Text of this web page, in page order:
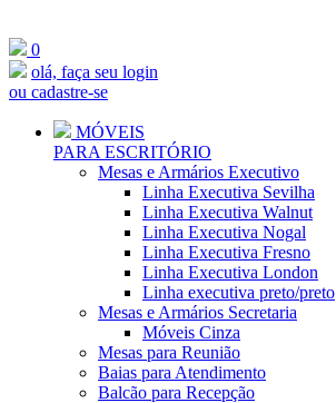
0
olá, faça seu login
ou cadastre-se
MÓVEIS
PARA ESCRITÓRIO
Mesas e Armários Executivo
Linha Executiva Sevilha
Linha Executiva Walnut
Linha Executiva Nogal
Linha Executiva Fresno
Linha Executiva London
Linha executiva preto/preto
Mesas e Armários Secretaria
Móveis Cinza
Mesas para Reunião
Baias para Atendimento
Balcão para Recepção